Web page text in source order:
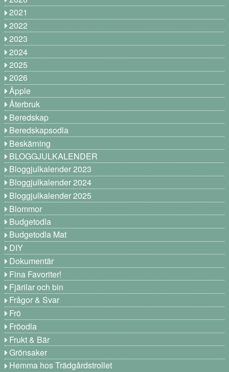
2021
2022
2023
2024
2025
2026
Äpple
Återbruk
Beredskap
Beredskapsodla
Beskärning
BLOGGJULKALENDER
Bloggjulkalender 2023
Bloggjulkalender 2024
Bloggjulkalender 2025
Blommor
Budgetodla
Budgetodla Mat
DIY
Dokumentär
Fina Favoriter!
Fjärilar och bin
Frågor & Svar
Frö
Fröodla
Frukt & Bär
Grönsaker
Hemma hos Trädgårdstrollet